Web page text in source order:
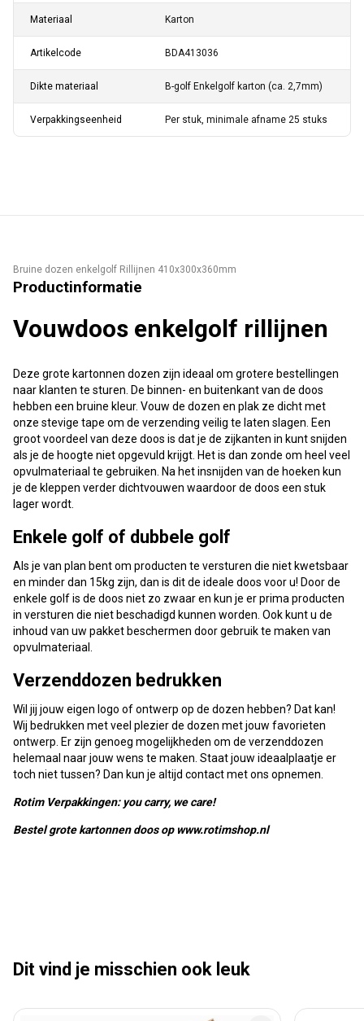
Materiaal Karton
Artikelcode BDA413036
Dikte materiaal B-golf Enkelgolf karton (ca. 2,7mm)
Verpakkingseenheid Per stuk, minimale afname 25 stuks
Bruine dozen enkelgolf Rillijnen 410x300x360mm
Productinformatie
Vouwdoos enkelgolf rillijnen
Deze grote kartonnen dozen zijn ideaal om grotere bestellingen
naar klanten te sturen. De binnen- en buitenkant van de doos
hebben een bruine kleur. Vouw de dozen en plak ze dicht met
onze stevige tape om de verzending veilig te laten slagen. Een
groot voordeel van deze doos is dat je de zijkanten in kunt snijden
als je de hoogte niet opgevuld krijgt. Het is dan zonde om heel veel
opvulmateriaal te gebruiken. Na het insnijden van de hoeken kun
je de kleppen verder dichtvouwen waardoor de doos een stuk
lager wordt.
Enkele golf of dubbele golf
Als je van plan bent om producten te versturen die niet kwetsbaar
en minder dan 15kg zijn, dan is dit de ideale doos voor u! Door de
enkele golf is de doos niet zo zwaar en kun je er prima producten
in versturen die niet beschadigd kunnen worden. Ook kunt u de
inhoud van uw pakket beschermen door gebruik te maken van
opvulmateriaal.
Verzenddozen bedrukken
Wil jij jouw eigen logo of ontwerp op de dozen hebben? Dat kan!
Wij bedrukken met veel plezier de dozen met jouw favorieten
ontwerp. Er zijn genoeg mogelijkheden om de verzenddozen
helemaal naar jouw wens te maken. Staat jouw ideaalplaatje er
toch niet tussen? Dan kun je altijd contact met ons opnemen.
Rotim Verpakkingen: you carry, we care!
Bestel grote kartonnen doos op www.rotimshop.nl
Dit vind je misschien ook leuk